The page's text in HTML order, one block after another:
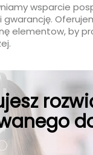
wsparcie
gwarancję.
elementow, by